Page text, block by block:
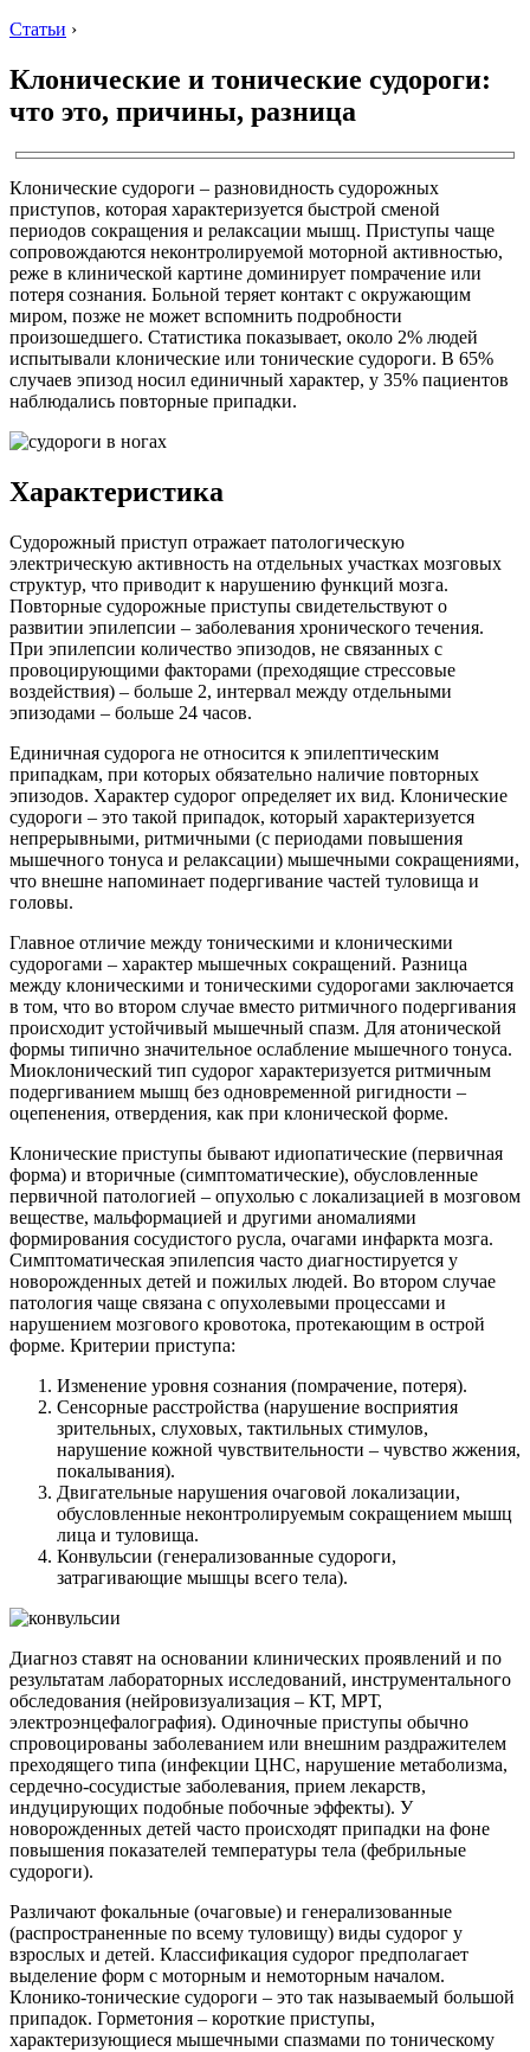
Статьи ›
Клонические и тонические судороги:
что это, причины, разница
Клонические судороги – разновидность судорожных
приступов, которая характеризуется быстрой сменой
периодов сокращения и релаксации мышц. Приступы чаще
сопровождаются неконтролируемой моторной активностью,
реже в клинической картине доминирует помрачение или
потеря сознания. Больной теряет контакт с окружающим
миром, позже не может вспомнить подробности
произошедшего. Статистика показывает, около 2% людей
испытывали клонические или тонические судороги. В 65%
случаев эпизод носил единичный характер, у 35% пациентов
наблюдались повторные припадки.
Характеристика
Судорожный приступ отражает патологическую
электрическую активность на отдельных участках мозговых
структур, что приводит к нарушению функций мозга.
Повторные судорожные приступы свидетельствуют о
развитии эпилепсии – заболевания хронического течения.
При эпилепсии количество эпизодов, не связанных с
провоцирующими факторами (преходящие стрессовые
воздействия) – больше 2, интервал между отдельными
эпизодами – больше 24 часов.
Единичная судорога не относится к эпилептическим
припадкам, при которых обязательно наличие повторных
эпизодов. Характер судорог определяет их вид. Клонические
судороги – это такой припадок, который характеризуется
непрерывными, ритмичными (с периодами повышения
мышечного тонуса и релаксации) мышечными сокращениями,
что внешне напоминает подергивание частей туловища и
головы.
Главное отличие между тоническими и клоническими
судорогами – характер мышечных сокращений. Разница
между клоническими и тоническими судорогами заключается
в том, что во втором случае вместо ритмичного подергивания
происходит устойчивый мышечный спазм. Для атонической
формы типично значительное ослабление мышечного тонуса.
Миоклонический тип судорог характеризуется ритмичным
подергиванием мышц без одновременной ригидности –
оцепенения, отвердения, как при клонической форме.
Клонические приступы бывают идиопатические (первичная
форма) и вторичные (симптоматические), обусловленные
первичной патологией – опухолью с локализацией в мозговом
веществе, мальформацией и другими аномалиями
формирования сосудистого русла, очагами инфаркта мозга.
Симптоматическая эпилепсия часто диагностируется у
новорожденных детей и пожилых людей. Во втором случае
патология чаще связана с опухолевыми процессами и
нарушением мозгового кровотока, протекающим в острой
форме. Критерии приступа:
Изменение уровня сознания (помрачение, потеря).
Сенсорные расстройства (нарушение восприятия
зрительных, слуховых, тактильных стимулов,
нарушение кожной чувствительности – чувство жжения,
покалывания).
Двигательные нарушения очаговой локализации,
обусловленные неконтролируемым сокращением мышц
лица и туловища.
Конвульсии (генерализованные судороги,
затрагивающие мышцы всего тела).
Диагноз ставят на основании клинических проявлений и по
результатам лабораторных исследований, инструментального
обследования (нейровизуализация – КТ, МРТ,
электроэнцефалография). Одиночные приступы обычно
спровоцированы заболеванием или внешним раздражителем
преходящего типа (инфекции ЦНС, нарушение метаболизма,
сердечно-сосудистые заболевания, прием лекарств,
индуцирующих подобные побочные эффекты). У
новорожденных детей часто происходят припадки на фоне
повышения показателей температуры тела (фебрильные
судороги).
Различают фокальные (очаговые) и генерализованные
(распространенные по всему туловищу) виды судорог у
взрослых и детей. Классификация судорог предполагает
выделение форм с моторным и немоторным началом.
Клонико-тонические судороги – это так называемый большой
припадок. Горметония – короткие приступы,
характеризующиеся мышечными спазмами по тоническому